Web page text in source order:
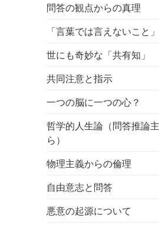
問答の観点からの真理
「言葉では言えないこと」
世にも奇妙な「共有知」
共同注意と指示
一つの脳に一つの心？
哲学的人生論（問答推論
ら）
物理主義からの倫理
自由意志と問答
悪意の起源について